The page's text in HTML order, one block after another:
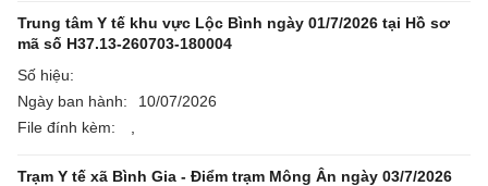
Trung tâm Y tế khu vực Lộc Bình ngày 01/7/2026 tại Hồ sơ
mã số H37.13-260703-180004
Số hiệu:
Ngày ban hành:
10/07/2026
File đính kèm:
Trạm Y tế xã Bình Gia - Điểm trạm Mông Ân ngày 03/7/2026